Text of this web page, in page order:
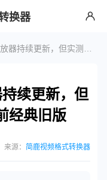
换器
续更新，但
经典旧版
来源： 简鹿视频格式转换器